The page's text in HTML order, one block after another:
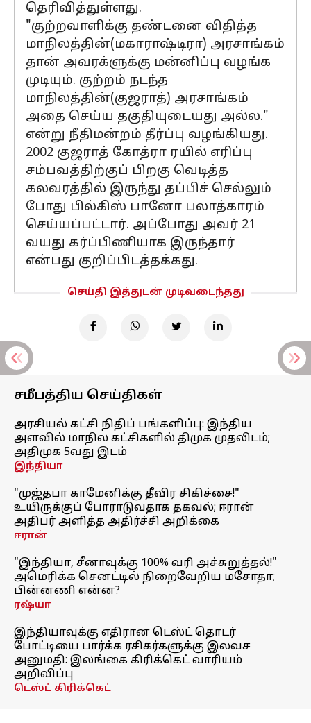
தெரிவித்துள்ளது.
"குற்றவாளிக்கு தண்டனை விதித்த
மாநிலத்தின்(மகாராஷ்டிரா) அரசாங்கம்
தான் அவரக்ளுக்கு மன்னிப்பு வழங்க
முடியும். குற்றம் நடந்த
மாநிலத்தின்(குஜராத்) அரசாங்கம்
அதை செய்ய தகுதியுடையது அல்ல."
என்று நீதிமன்றம் தீர்ப்பு வழங்கியது.
2002 குஜராத் கோத்ரா ரயில் எரிப்பு
சம்பவத்திற்குப் பிறகு வெடித்த
கலவரத்தில் இருந்து தப்பிச் செல்லும்
போது பில்கிஸ் பானோ பலாத்காரம்
செய்யப்பட்டார். அப்போது அவர் 21
வயது கர்ப்பிணியாக இருந்தார்
என்பது குறிப்பிடத்தக்கது.
செய்தி இத்துடன் முடிவடைந்தது
சமீபத்திய செய்திகள்
அரசியல் கட்சி நிதிப் பங்களிப்பு: இந்திய
அளவில் மாநில கட்சிகளில் திமுக முதலிடம்;
அதிமுக 5வது இடம்
இந்தியா
"முஜ்தபா காமேனிக்கு தீவிர சிகிச்சை!"
உயிருக்குப் போராடுவதாக தகவல்; ஈரான்
அதிபர் அளித்த அதிர்ச்சி அறிக்கை
ஈரான்
"இந்தியா, சீனாவுக்கு 100% வரி அச்சுறுத்தல்!"
அமெரிக்க செனட்டில் நிறைவேறிய மசோதா;
பின்னணி என்ன?
ரஷ்யா
இந்தியாவுக்கு எதிரான டெஸ்ட் தொடர்
போட்டியை பார்க்க ரசிகர்களுக்கு இலவச
அனுமதி: இலங்கை கிரிக்கெட் வாரியம்
அறிவிப்பு
டெஸ்ட் கிரிக்கெட்